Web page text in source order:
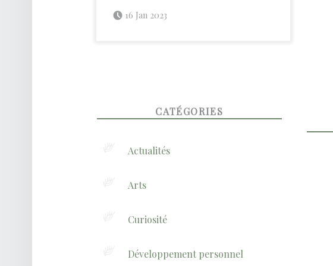
16 Jan 2023
CATÉGORIES
Actualités
Arts
Curiosité
Développement personnel